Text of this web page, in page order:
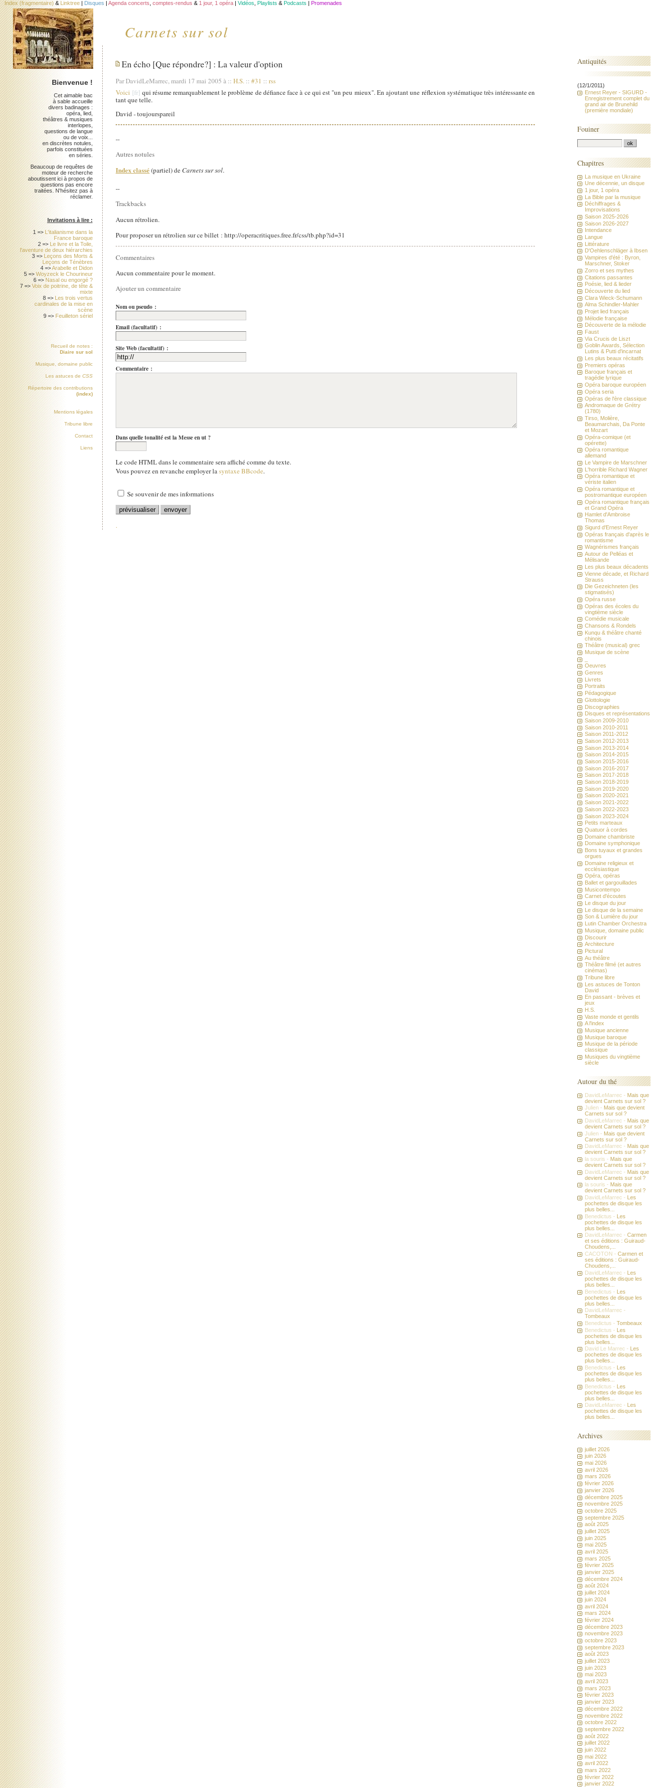
Carnets sur sol
Index (fragmentaire) & Linktree | Disques | Agenda concerts comptes-rendus & 1 jour, 1 opéra | Vidéos Playlists & Podcasts | Promenades
En écho [Que répondre?] : La valeur d'option
Par DavidLeMarrec, mardi 17 mai 2005 à :: H.S. :: #31 :: rss
Voici
qui résume remarquablement le problème de défiance face à ce qui est "un peu mieux". En ajoutant une réflexion systématique très intéressante en
tant que telle.
David - toujourspareil
--
Autres notules
Index classé(partiel) de Carnets sur sol.
--
Trackbacks
Aucun rétrolien.
Pour proposer un rétrolien sur ce billet : http://operacritiques.free.fr/css/tb.php?id=31
Commentaires
Aucun commentaire pour le moment.
Ajouter un commentaire
Nom ou pseudo :
Email (facultatif) :
Site Web (facultatif) :
Commentaire :
Dans quelle tonalité est la Messe en ut ?
Le code HTML dans le commentaire sera affiché comme du texte.
Vous pouvez en revanche employer lasyntaxe BBcode.
Se souvenir de mes informations
.
Bienvenue !
Cet aimable bac
à sable accueille
divers badinages :
opéra, lied,
théâtres & musiques
interlopes,
questions de langue
ou de voix...
en discrètes notules,
parfois constituées
en séries.
Beaucoup de requêtes de
moteur de recherche
aboutissent ici à propos de
questions pas encore
traitées. N'hésitez pas à
réclamer.
Invitations à lire :
1 => L'italianisme dans la
France baroque
2 => Le livre et la Toile,
l'aventure de deux hiérarchies
3 => Leçons des Morts &
Leçons de Ténèbres
4 =>Arabelle et Didon
5 =>Woyzeck le Chourineur
6 => Nasal ou engorgé ?
7 =>Voix de poitrine, de tête &
mixte
8 => Les trois vertus
cardinales de la mise en
scène
9 => Feuilleton sériel
Recueil de notes :
Diaire sur sol
Musique, domaine public
Les astuces de CSS
Répertoire des contributions
(index)
Mentions légales
Tribune libre
Contact
Liens
Antiquités
(12/1/2011)
Ernest Reyer - SIGURD -
Enregistrement complet du
grand air de Brunehild
(première mondiale)
Fouiner
Chapitres
La musique en Ukraine
Une décennie, un disque
1 jour, 1 opéra
La Bible par la musique
Déchiffrages &
Improvisations
Saison 2025-2026
Saison 2026-2027
Intendance
Langue
Littérature
D'Oehlenschläger à Ibsen
Vampires d'été : Byron,
Marschner, Stoker
Zorro et ses mythes
Citations passantes
Poésie, lied & lieder
Découverte du lied
Clara Wieck-Schumann
Alma Schindler-Mahler
Projet lied français
Mélodie française
Découverte de la mélodie
Faust
Via Crucis de Liszt
Goblin Awards, Sélection
Lutins & Putti d'incarnat
Les plus beaux récitatifs
Premiers opéras
Baroque français et
tragédie lyrique
Opéra baroque européen
Opéra seria
Opéras de l'ère classique
Andromaque de Grétry
(1780)
Tirso, Molière,
Beaumarchais, Da Ponte
et Mozart
Opéra-comique (et
opérette)
Opéra romantique
allemand
Le Vampire de Marschner
L'horrible Richard Wagner
Opéra romantique et
vériste italien
Opéra romantique et
postromantique européen
Opéra romantique français
et Grand Opéra
Hamlet d'Ambroise
Thomas
Sigurd d'Ernest Reyer
Opéras français d'après le
romantisme
Wagnérismes français
Autour de Pelléas et
Mélisande
Les plus beaux décadents
Vienne décade, et Richard
Strauss
Die Gezeichneten (les
stigmatisés)
Opéra russe
Opéras des écoles du
vingtième siècle
Comédie musicale
Chansons & Rondels
Kunqu & théâtre chanté
chinois
Théâtre (musical) grec
Musique de scène
Oeuvres
Genres
Livrets
Portraits
Pédagogique
Glottologie
Discographies
Disques et représentations
Saison 2009-2010
Saison 2010-2011
Saison 2011-2012
Saison 2012-2013
Saison 2013-2014
Saison 2014-2015
Saison 2015-2016
Saison 2016-2017
Saison 2017-2018
Saison 2018-2019
Saison 2019-2020
Saison 2020-2021
Saison 2021-2022
Saison 2022-2023
Saison 2023-2024
Petits marteaux
Quatuor à cordes
Domaine chambriste
Domaine symphonique
Bons tuyaux et grandes
orgues
Domaine religieux et
ecclésiastique
Opéra, opéras
Ballet et gargouillades
Musicontempo
Carnet d'écoutes
Le disque du jour
Le disque de la semaine
Son & Lumière du jour
Lutin Chamber Orchestra
Musique, domaine public
Discourir
Architecture
Pictural
Au théâtre
Théâtre filmé (et autres
cinémas)
Tribune libre
Les astuces de Tonton
David
En passant - brèves et
jeux
H.S.
Vaste monde et gentils
A l'index
Musique ancienne
Musique baroque
Musique de la période
classique
Musiques du vingtième
siècle
Autour du thé
DavidLeMarrec - Mais que
devient Carnets sur sol ?
Julien - Mais que devient
Carnets sur sol ?
DavidLeMarrec - Mais que
devient Carnets sur sol ?
Julien - Mais que devient
Carnets sur sol ?
DavidLeMarrec - Mais que
devient Carnets sur sol ?
la souris - Mais que
devient Carnets sur sol ?
DavidLeMarrec - Mais que
devient Carnets sur sol ?
la souris - Mais que
devient Carnets sur sol ?
DavidLeMarrec - Les
pochettes de disque les
plus belles...
Benedictus - Les
pochettes de disque les
plus belles...
DavidLeMarrec -Carmen
et ses éditions : Guiraud-
Choudens,...
CACOTON -Carmen et
ses éditions : Guiraud-
Choudens,...
DavidLeMarrec - Les
pochettes de disque les
plus belles...
Benedictus - Les
pochettes de disque les
plus belles...
DavidLeMarrec -
Tombeaux
Benedictus -Tombeaux
Benedictus - Les
pochettes de disque les
plus belles...
David Le Marrec -
Les
pochettes de disque les
plus belles...
Benedictus - Les
pochettes de disque les
plus belles...
Benedictus - Les
pochettes de disque les
plus belles...
DavidLeMarrec -
Les
pochettes de disque les
plus belles...
Archives
juillet 2026
juin 2026
mai 2026
avril 2026
mars 2026
février 2026
janvier 2026
décembre 2025
novembre 2025
octobre 2025
septembre 2025
août 2025
juillet 2025
juin 2025
mai 2025
avril 2025
mars 2025
février 2025
janvier 2025
décembre 2024
août 2024
juillet 2024
juin 2024
avril 2024
mars 2024
février 2024
décembre 2023
novembre 2023
octobre 2023
septembre 2023
août 2023
juillet 2023
juin 2023
mai 2023
avril 2023
mars 2023
février 2023
janvier 2023
décembre 2022
novembre 2022
octobre 2022
septembre 2022
août 2022
juillet 2022
juin 2022
mai 2022
avril 2022
mars 2022
février 2022
janvier 2022